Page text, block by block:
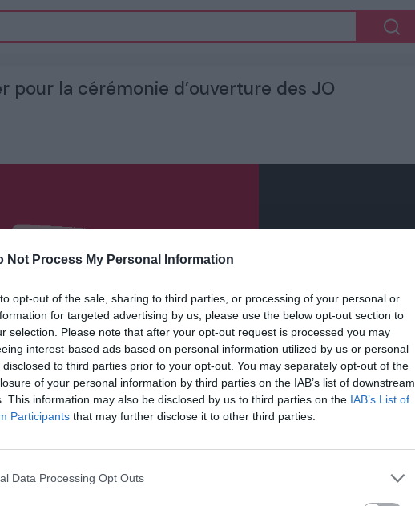
Not Process My Personal Information
opt-out of the sale, sharing to third parties, or processing of your personal or
for targeted advertising by us, please use the below opt-out section to
selection. Please note that after your opt-out request is processed you may
interest-based ads based on personal information utilized by us or personal
disclosed to third parties prior to your opt-out. You may separately opt-out of the
of your personal information by third parties on the IAB’s list of downstream
This information may also be disclosed by us to third parties on the IAB’s List of
Participants that may further disclose it to other third parties.
Data Processing Opt Outs
pour la cérémonie d’ouverture des JO
noms de la chanson ont enflammé la cérémonie d’ouverture des
l’invitation de Thomas Jolly.
pour la cérémonie d’ouverture des JO